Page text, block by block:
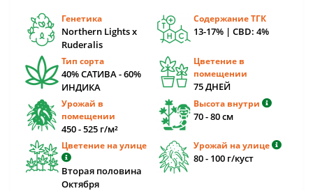
Генетика
Northern Lights x
Ruderalis
Содержание ТГК
13-17% | CBD: 4%
Тип сорта
40% САТИВА - 60%
ИНДИКА
Цветение в
помещении
75 ДНЕЙ
Урожай в
помещении
450 - 525 г/м²
Высота внутри
70 - 80 см
Цветение на улице
Вторая половина
Октября
Урожай на улице
80 - 100 г/куст